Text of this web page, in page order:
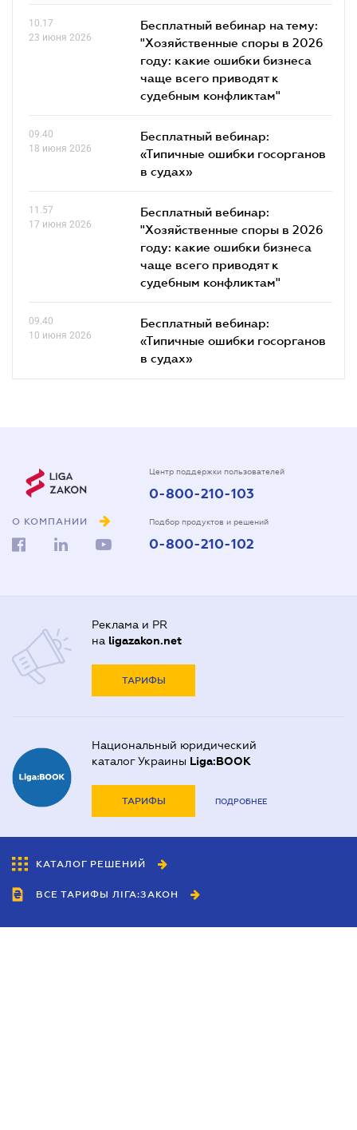
10.17
23 июня 2026
Бесплатный вебинар на тему:
"Хозяйственные споры в 2026
году: какие ошибки бизнеса
чаще всего приводят к
судебным конфликтам"
09.40
18 июня 2026
Бесплатный вебинар:
«Типичные ошибки госорганов
в судах»
11.57
17 июня 2026
Бесплатный вебинар:
"Хозяйственные споры в 2026
году: какие ошибки бизнеса
чаще всего приводят к
судебным конфликтам"
09.40
10 июня 2026
Бесплатный вебинар:
«Типичные ошибки госорганов
в судах»
О КОМПАНИИ
Центр поддержки пользователей
0-800-210-103
Подбор продуктов и решений
0-800-210-102
Реклама и PR
на ligazakon.net
ТАРИФЫ
Национальный юридический
каталог Украины Liga:BOOK
ТАРИФЫ ПОДРОБНЕЕ
КАТАЛОГ РЕШЕНИЙ
ВСЕ ТАРИФЫ ЛІГА:ЗАКОН